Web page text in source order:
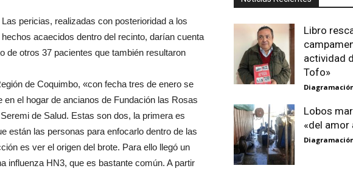
Las pericias, realizadas con posterioridad a los
hechos acaecidos dentro del recinto, darían cuenta
de otros 37 pacientes que también resultaron
de Coquimbo, «con fecha tres de enero se
el hogar de ancianos de Fundación las Rosas
de Salud. Estas son dos, la primera es
están las personas para enfocarlo dentro de las
es ver el origen del brote. Para ello llegó un
influenza HN3, que es bastante común. A partir
Libro
actividad
Tofo»
Lobos
«del amor